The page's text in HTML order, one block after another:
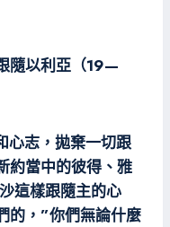
隨以利亞（19—
心志，拋棄一切跟
約當中的彼得、雅
這樣跟隨主的心
的，”你們無論什麼